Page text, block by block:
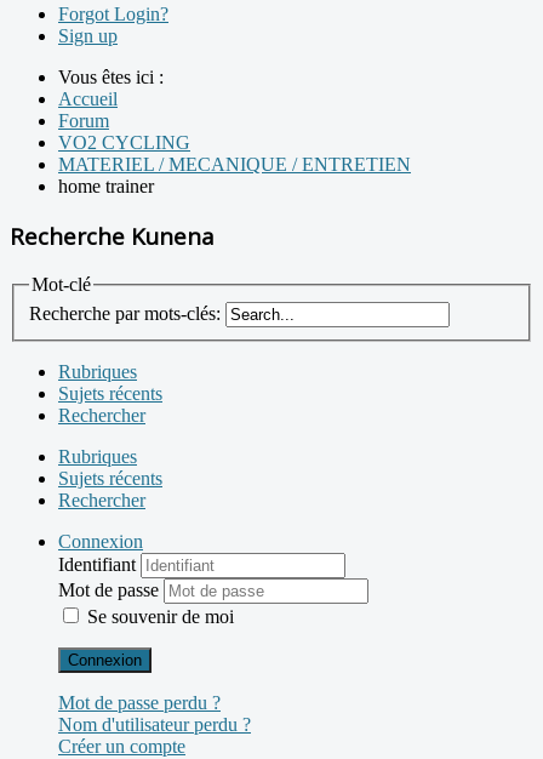
Forgot Login?
Sign up
Vous êtes ici :
Accueil
Forum
VO2 CYCLING
MATERIEL / MECANIQUE / ENTRETIEN
home trainer
Recherche Kunena
Mot-clé
Recherche par mots-clés:
Rubriques
Sujets récents
Rechercher
Rubriques
Sujets récents
Rechercher
Connexion
Identifiant
Mot de passe
Se souvenir de moi
Connexion
Mot de passe perdu ?
Nom d'utilisateur perdu ?
Créer un compte